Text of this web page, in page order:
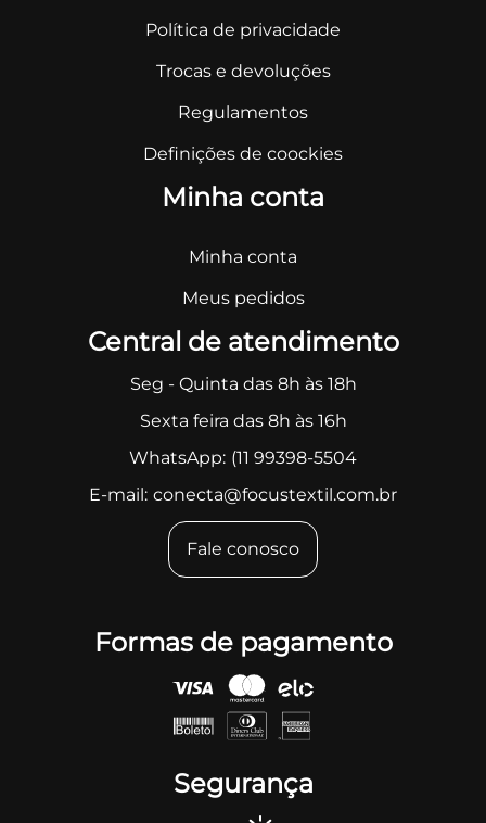
Política de privacidade
Trocas e devoluções
Regulamentos
Definições de coockies
Minha conta
Minha conta
Meus pedidos
Central de atendimento
Seg - Quinta das 8h às 18h
Sexta feira das 8h às 16h
WhatsApp: (11 99398-5504
E-mail: conecta@focustextil.com.br
Fale conosco
Formas de pagamento
Segurança